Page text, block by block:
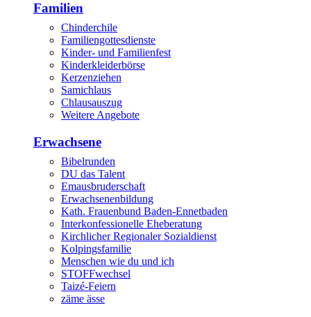
Familien
Chinderchile
Familiengottesdienste
Kinder- und Familienfest
Kinderkleiderbörse
Kerzenziehen
Samichlaus
Chlausauszug
Weitere Angebote
Erwachsene
Bibelrunden
DU das Talent
Emausbruderschaft
Erwachsenenbildung
Kath. Frauenbund Baden-Ennetbaden
Interkonfessionelle Eheberatung
Kirchlicher Regionaler Sozialdienst
Kolpingsfamilie
Menschen wie du und ich
STOFFwechsel
Taizé-Feiern
zäme ässe